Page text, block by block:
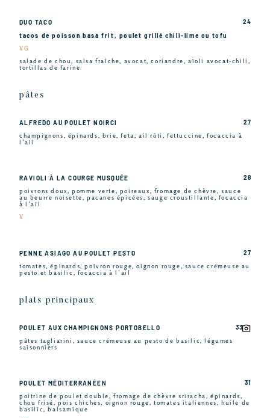
DUO TACO
tacos de poisson basa frit, poulet grillé chili-lime ou tofu
VG
salade de chou, salsa fraîche, avocat, coriandre, aïoli avocat-chili,
tortillas de farine
24
pâtes
ALFREDO AU POULET NOIRCI
champignons, épinards, brie, feta, ail rôti, fettuccine, focaccia à
l’ail
27
RAVIOLI À LA COURGE MUSQUÉE
poivrons doux, pomme verte, poireaux, fromage de chèvre, sauce
au beurre noisette, pacanes épicées, sauge croustillante, focaccia
à l’ail
V
28
PENNE ASIAGO AU POULET PESTO
tomates, épinards, poivron rouge, oignon rouge, sauce crémeuse au
pesto et basilic, focaccia à l’ail
27
plats principaux
POULET AUX CHAMPIGNONS PORTOBELLO
pâtes tagliarini, sauce crémeuse au pesto de basilic, légumes
saisonniers
33
POULET MÉDITERRANÉEN
poitrine de poulet double, fromage de chèvre sriracha, épinards,
chou frisé, pois chiches, oignon rouge, tomates italiennes, huile de
basilic, balsamique
31